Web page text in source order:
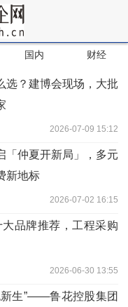
国内 财经
选？建博会现场，大批
2026-07-09 15:12
「仲夏开新局」，多元
新地标
2026-07-02 16:15
品牌推荐，工程采购
2026-06-30 13:55
新生”——鲁花控股集团